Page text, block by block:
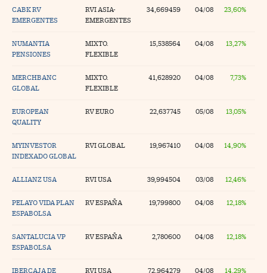
CABK RV
EMERGENTES
RVI ASIA-
EMERGENTES
34,669459 04/08 23,60%
NUMANTIA
PENSIONES
MIXTO.
FLEXIBLE
15,538564 04/08 13,27%
MERCHBANC
GLOBAL
MIXTO.
FLEXIBLE
41,628920 04/08 7,73%
EUROPEAN
QUALITY
RV EURO 22,637745 05/08 13,05%
MYINVESTOR
INDEXADO GLOBAL
RVI GLOBAL 19,967410 04/08 14,90%
ALLIANZ USA RVI USA 39,994504 03/08 12,46%
PELAYO VIDA PLAN
ESPABOLSA
RV ESPAÑA 19,799800 04/08 12,18%
SANTALUCIA VP
ESPABOLSA
RV ESPAÑA 2,780600 04/08 12,18%
IBERCAJA DE RVI USA 72,964279 04/08 14,29%